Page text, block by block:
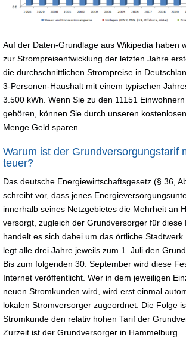
Auf der Daten-Grundlage aus Wikipedia haben
zur Strompreisentwicklung der letzten Jahre
die durchschnittlichen Strompreise in
3-Personen-Haushalt mit einem typischen
3.500 kWh. Wenn Sie zu den 11151
gehören, können Sie durch unseren
Menge Geld sparen.
Warum ist der Grundversorgungstarif
teuer?
Das deutsche Energiewirtschaftsgesetz (§ 36,
schreibt vor, dass jenes
innerhalb seines Netzgebietes die Mehrheit an
versorgt, zugleich der Grundversorger für diese
handelt es sich dabei um das örtliche
legt alle drei Jahre jeweils zum 1. Juli den
Bis zum folgenden 30. September wird diese
Internet veröffentlicht. Wer in dem jeweiligen
neuen Stromkunden wird, wird erst einmal
lokalen Stromversorger zugeordnet. Die Folge
Stromkunde den relativ hohen Tarif der
Zurzeit ist der Grundversorger in Hammelburg.